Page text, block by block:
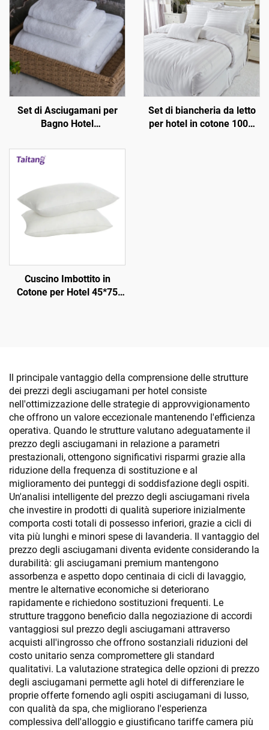
Set di Asciugamani per
Bagno Hotel
Asciugamani Bianchi in
Cotone 3 4 5 Stelle Design
per Soggiorni di Lusso
Set di biancheria da letto
per hotel in cotone 100%
Cuscino Imbottito in
Cotone per Hotel 45*75
Il principale vantaggio della comprensione delle strutture
dei prezzi degli asciugamani per hotel consiste
nell'ottimizzazione delle strategie di approvvigionamento
che offrono un valore eccezionale mantenendo l'efficienza
operativa. Quando le strutture valutano adeguatamente il
prezzo degli asciugamani in relazione a parametri
prestazionali, ottengono significativi risparmi grazie alla
riduzione della frequenza di sostituzione e al
miglioramento dei punteggi di soddisfazione degli ospiti.
Un'analisi intelligente del prezzo degli asciugamani rivela
che investire in prodotti di qualità superiore inizialmente
comporta costi totali di possesso inferiori, grazie a cicli di
vita più lunghi e minori spese di lavanderia. Il vantaggio del
prezzo degli asciugamani diventa evidente considerando la
durabilità: gli asciugamani premium mantengono
assorbenza e aspetto dopo centinaia di cicli di lavaggio,
mentre le alternative economiche si deteriorano
rapidamente e richiedono sostituzioni frequenti. Le
strutture traggono beneficio dalla negoziazione di accordi
vantaggiosi sul prezzo degli asciugamani attraverso
acquisti all'ingrosso che offrono sostanziali riduzioni del
costo unitario senza compromettere gli standard
qualitativi. La valutazione strategica delle opzioni di prezzo
degli asciugamani permette agli hotel di differenziare le
proprie offerte fornendo agli ospiti asciugamani di lusso,
con qualità da spa, che migliorano l'esperienza
complessiva dell'alloggio e giustificano tariffe camera più